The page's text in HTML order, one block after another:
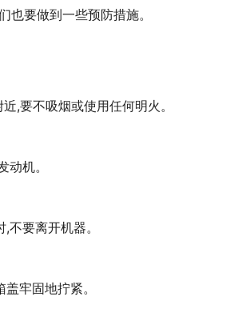
也要做到一些预防措施。
,要不吸烟或使用任何明火。
动机。
不要离开机器。
牢固地拧紧。